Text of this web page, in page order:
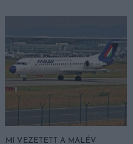
MI VEZETETT A MALÉV